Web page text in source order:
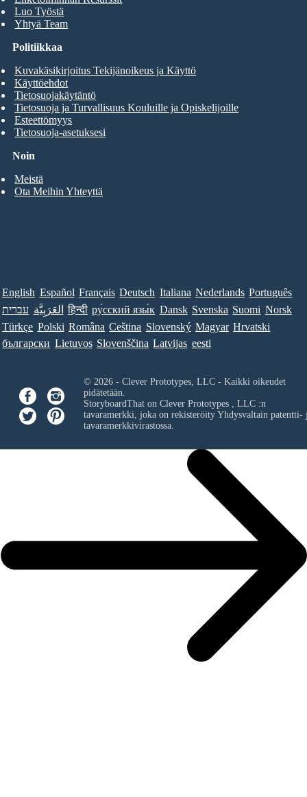
Luo Työstä
Yhtyä Team
Noin
Meistä
Ota Meihin Yhteyttä
Politiikkaa
Kuvakäsikirjoitus Tekijänoikeus ja Käyttö
Käyttöehdot
Tietosuojakäytäntö
Tietosuoja ja Turvallisuus Kouluille ja Opiskelijoille
Esteettömyys
Tietosuoja-asetuksesi
English Español Français Deutsch Italiana Nederlands Português
עברית العَرَبِيَّة हिन्दी ру́сский язы́к Dansk Svenska Suomi Norsk
Türkçe Polski Româna Ceština Slovenský Magyar Hrvatski
български Lietuvos Slovenščina Latvijas eesti
© 2026 - Clever Prototypes, LLC - Kaikki oikeudet
pidätetään.
StoryboardThat on Clever Prototypes , LLC:n
tavaramerkki, joka on rekisteröity Yhdysvaltain patentti-
tavaramerkkivirastossa.